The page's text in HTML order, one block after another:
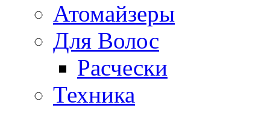
Атомайзеры
Для Волос
Расчески
Техника